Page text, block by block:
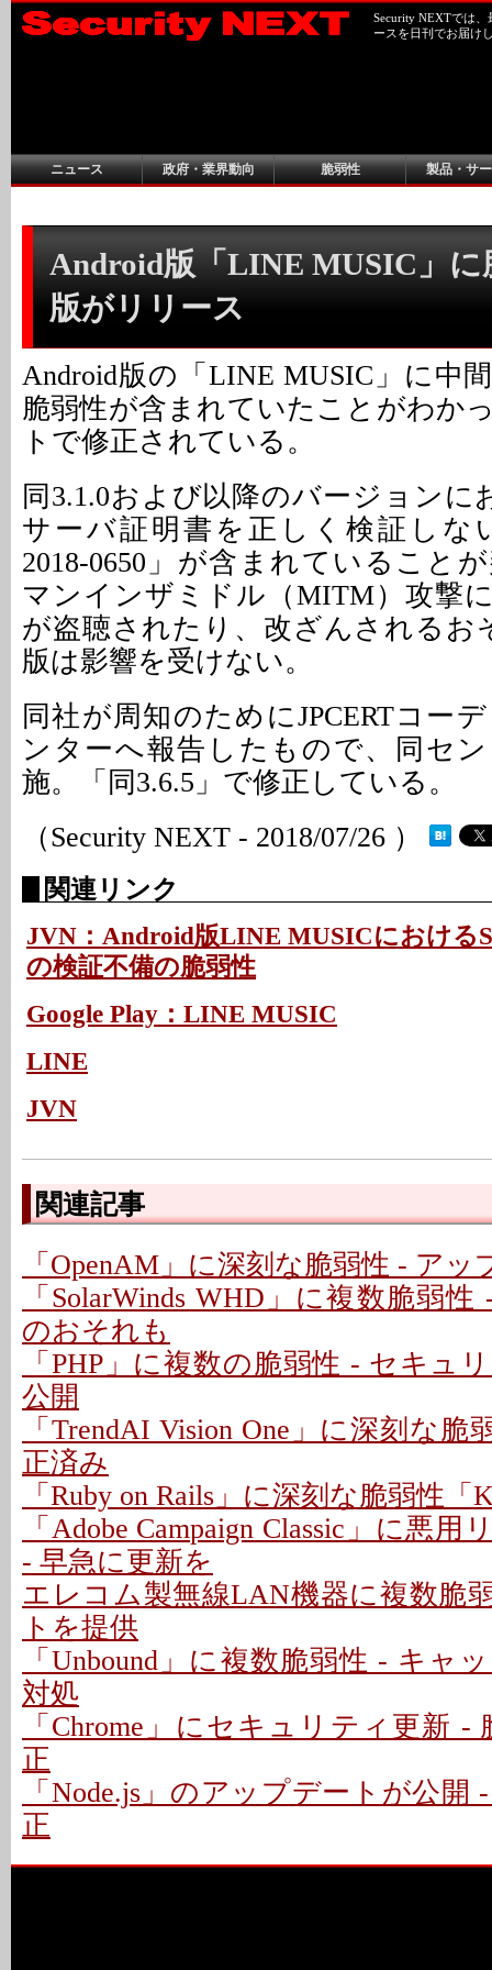
Security NEXTでは
ースを日刊でお届け
ニュース 政府・業界動向 脆弱性 製品・サ
Android版「LINE MUSIC」に
版がリリース
Android版の「LINE MUSIC」に中
脆弱性が含まれていたことがわか
トで修正されている。
同3.1.0および以降のバージョンに
サーバ証明書を正しく検証しな
2018-0650」が含まれていること
マンインザミドル（MITM）攻撃
が盗聴されたり、改ざんされるお
版は影響を受けない。
同社が周知のためにJPCERTコー
ンターへ報告したもので、同セ
施。「同3.6.5」で修正している。
（Security NEXT - 2018/07/26 ）
関連リンク
JVN：Android版LINE MUSICにおける
の検証不備の脆弱性
Google Play：LINE MUSIC
LINE
JVN
関連記事
「OpenAM」に深刻な脆弱性 - ア
「SolarWinds WHD」に複数脆弱
のおそれも
「PHP」に複数の脆弱性 - セキュ
公開
「TrendAI Vision One」に深刻な脆
正済み
「Ruby on Rails」に深刻な脆弱性「
「Adobe Campaign Classic」に悪
- 早急に更新を
エレコム製無線LAN機器に複数脆
トを提供
「Unbound」に複数脆弱性 - キャ
対処
「Chrome」にセキュリティ更新 -
正
「Node.js」のアップデートが公開
正